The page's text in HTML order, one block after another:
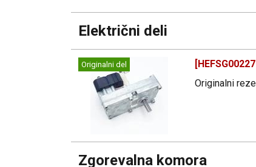
Električni deli
Originalni del
Originalni
Zgorevalna komora